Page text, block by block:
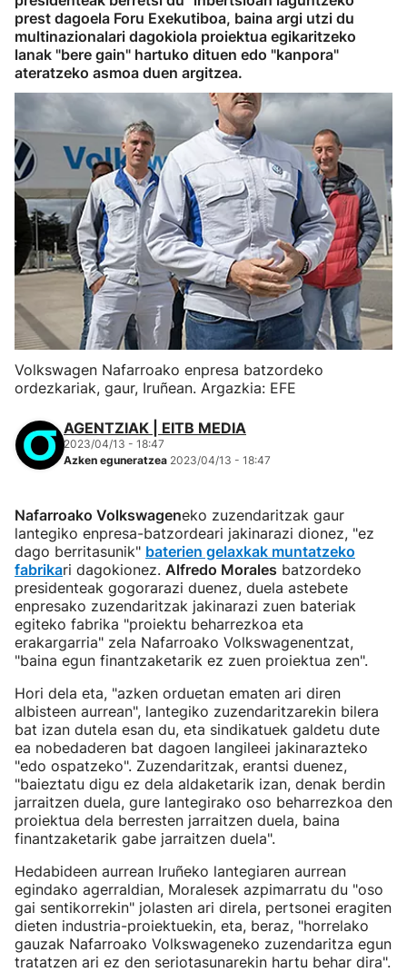
prest dagoela Foru Exekutiboa, baina argi utzi du
multinazionalari dagokiola proiektua egikaritzeko
lanak "bere gain" hartuko dituen edo "kanpora"
ateratzeko asmoa duen argitzea.
Volkswagen Nafarroako enpresa batzordeko
ordezkariak, gaur, Iruñean. Argazkia: EFE
AGENTZIAK | EITB MEDIA
2023/04/13 - 18:47
Azken eguneratzea 2023/04/13 - 18:47
Nafarroako Volkswageneko zuzendaritzak gaur
lantegiko enpresa-batzordeari jakinarazi dionez, "ez
dago berritasunik" baterien gelaxkak muntatzeko
fabrikari dagokionez. Alfredo Morales batzordeko
presidenteak gogorarazi duenez, duela astebete
enpresako zuzendaritzak jakinarazi zuen bateriak
egiteko fabrika "proiektu beharrezkoa eta
erakargarria" zela Nafarroako Volkswagenentzat,
"baina egun finantzaketarik ez zuen proiektua zen".
Hori dela eta, "azken orduetan ematen ari diren
albisteen aurrean", lantegiko zuzendaritzarekin bilera
bat izan dutela esan du, eta sindikatuek galdetu dute
ea nobedaderen bat dagoen langileei jakinarazteko
"edo ospatzeko". Zuzendaritzak, erantsi duenez,
"baieztatu digu ez dela aldaketarik izan, denak berdin
jarraitzen duela, gure lantegirako oso beharrezkoa den
proiektua dela berresten jarraitzen duela, baina
finantzaketarik gabe jarraitzen duela".
Hedabideen aurrean Iruñeko lantegiaren aurrean
egindako agerraldian, Moralesek azpimarratu du "oso
gai sentikorrekin" jolasten ari direla, pertsonei eragiten
dieten industria-proiektuekin, eta, beraz, "horrelako
gauzak Nafarroako Volkswageneko zuzendaritza egun
tratatzen ari ez den seriotasunarekin hartu behar dira".